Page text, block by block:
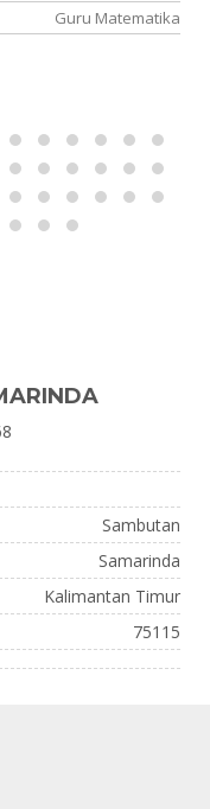
Guru Matematika
Sambutan
Samarinda
Kalimantan Timur
75115